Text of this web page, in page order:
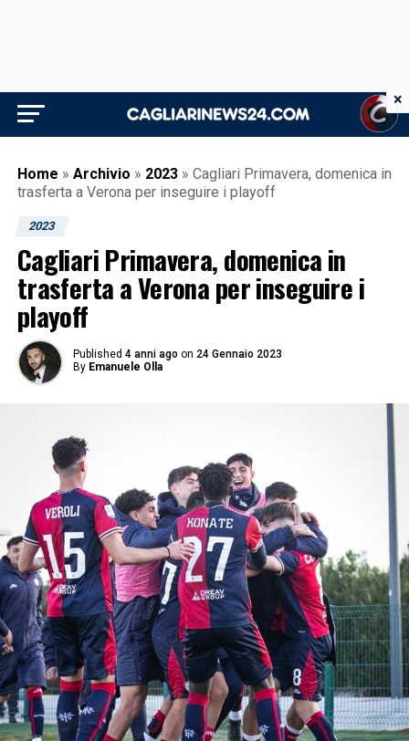
Home » Archivio » 2023 » Cagliari Primavera, domenica in
trasferta a Verona per inseguire i playoff
2023
Cagliari Primavera, domenica in
trasferta a Verona per inseguire i
playoff
Published 4 anni ago on 24 Gennaio 2023
By Emanuele Olla
×